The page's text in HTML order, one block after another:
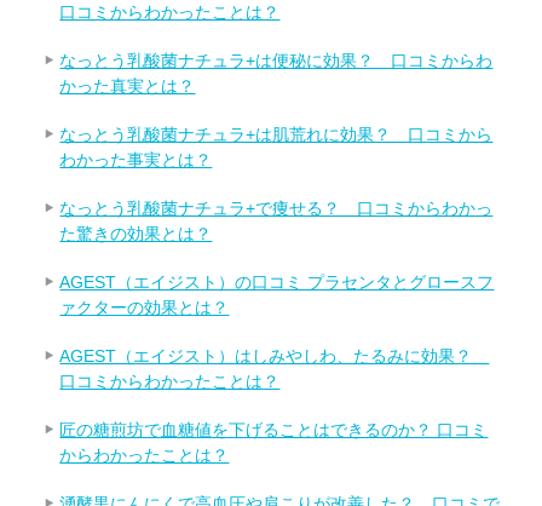
口コミからわかったことは？
なっとう乳酸菌ナチュラ+は便秘に効果？ 口コミからわ
かった真実とは？
なっとう乳酸菌ナチュラ+は肌荒れに効果？ 口コミから
わかった事実とは？
なっとう乳酸菌ナチュラ+で痩せる？ 口コミからわかっ
た驚きの効果とは？
AGEST（エイジスト）の口コミ プラセンタとグロースフ
ァクターの効果とは？
AGEST（エイジスト）はしみやしわ、たるみに効果？
口コミからわかったことは？
匠の糖煎坊で血糖値を下げることはできるのか？ 口コミ
からわかったことは？